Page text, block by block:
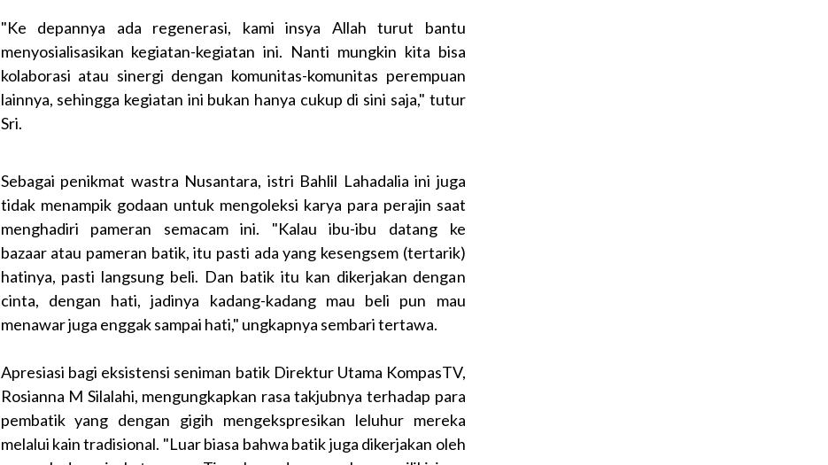
"Ke depannya ada regenerasi, kami insya Allah turut bantu
menyosialisasikan kegiatan-kegiatan ini. Nanti mungkin kita bisa
kolaborasi atau sinergi dengan komunitas-komunitas perempuan
lainnya, sehingga kegiatan ini bukan hanya cukup di sini saja," tutur
Sri.
Sebagai penikmat wastra Nusantara, istri Bahlil Lahadalia ini juga
tidak menampik godaan untuk mengoleksi karya para perajin saat
menghadiri pameran semacam ini. "Kalau ibu-ibu datang ke
bazaar atau pameran batik, itu pasti ada yang kesengsem (tertarik)
hatinya, pasti langsung beli. Dan batik itu kan dikerjakan dengan
cinta, dengan hati, jadinya kadang-kadang mau beli pun mau
menawar juga enggak sampai hati," ungkapnya sembari tertawa.
Apresiasi bagi eksistensi seniman batik Direktur Utama KompasTV,
Rosianna M Silalahi, mengungkapkan rasa takjubnya terhadap para
pembatik yang dengan gigih mengekspresikan leluhur mereka
melalui kain tradisional. "Luar biasa bahwa batik juga dikerjakan oleh